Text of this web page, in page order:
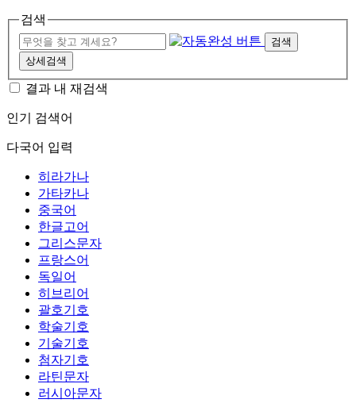
검색
검색
상세검색
결과 내 재검색
인기 검색어
다국어 입력
히라가나
가타카나
중국어
한글고어
그리스문자
프랑스어
독일어
히브리어
괄호기호
학술기호
기술기호
첨자기호
라틴문자
러시아문자